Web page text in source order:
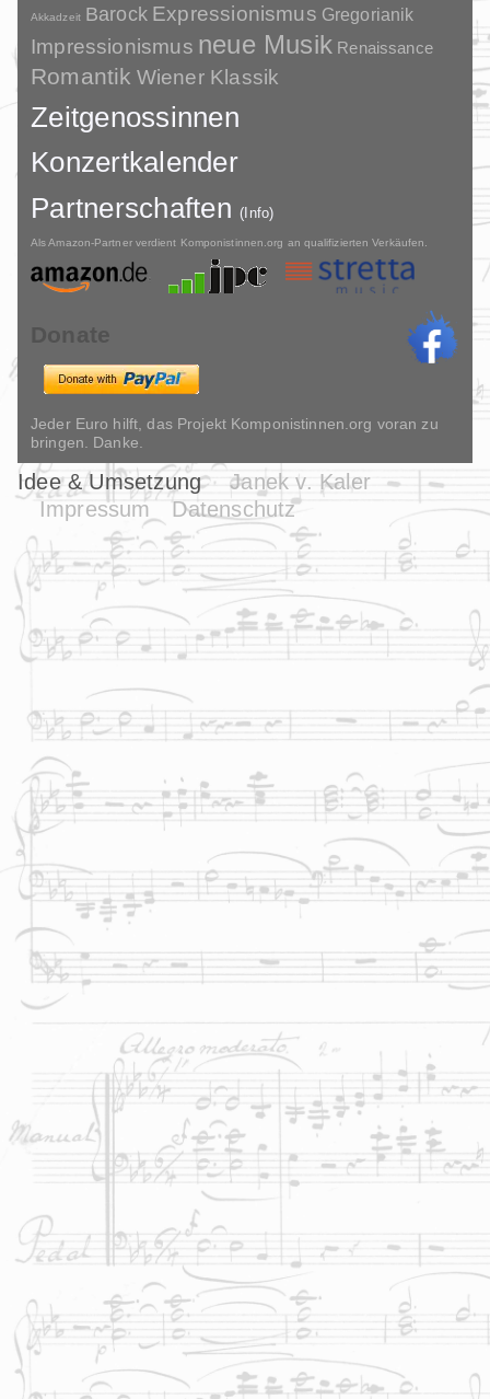
Akkadzeit Barock Expressionismus Gregorianik
Impressionismus neue Musik Renaissance
Romantik Wiener Klassik
Zeitgenossinnen
Konzertkalender
Partnerschaften(Info)
Als Amazon-Partner verdient Komponistinnen.org an qualifizierten Verkäufen.
Donate
Jeder Euro hilft, das Projekt Komponistinnen.org voran zu
bringen. Danke.
Idee & Umsetzung
Janek v. Kaler
Impressum
Datenschutz